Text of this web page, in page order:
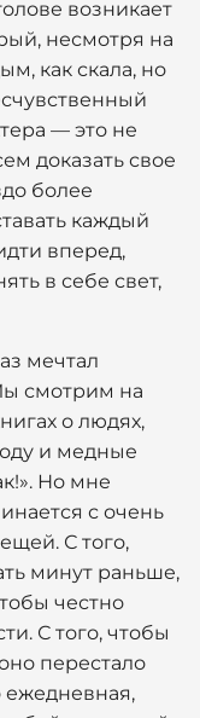
возникает
несмотря на
как скала, но
— это не
доказать свое
более
каждый
вперед,
в себе свет,
мечтал
смотрим на
о людях,
и медные
Но мне
с очень
С того,
минут раньше,
честно
С того, чтобы
перестало
ежедневная,